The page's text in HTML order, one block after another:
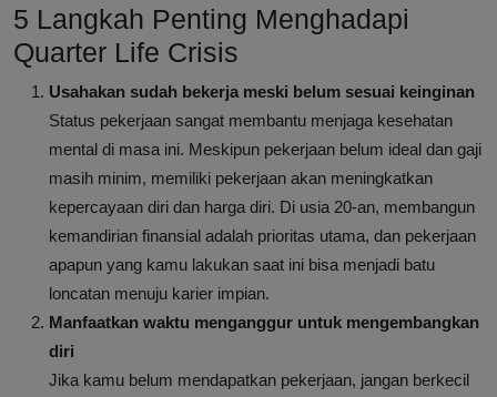
5 Langkah Penting Menghadapi
Quarter Life Crisis
Usahakan sudah bekerja meski belum sesuai keinginan
Status pekerjaan sangat membantu menjaga kesehatan
mental di masa ini. Meskipun pekerjaan belum ideal dan gaji
masih minim, memiliki pekerjaan akan meningkatkan
kepercayaan diri dan harga diri. Di usia 20-an, membangun
kemandirian finansial adalah prioritas utama, dan pekerjaan
apapun yang kamu lakukan saat ini bisa menjadi batu
loncatan menuju karier impian.
Manfaatkan waktu menganggur untuk mengembangkan
diri
Jika kamu belum mendapatkan pekerjaan, jangan berkecil